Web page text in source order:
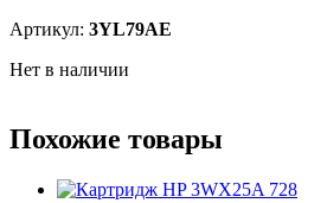
Артикул: 3YL79AE
Нет в наличии
Похожие товары